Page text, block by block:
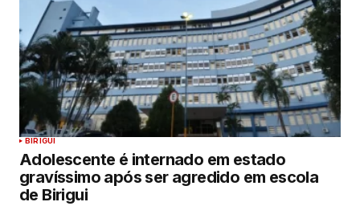
BIRIGUI
Adolescente é internado em estado
gravíssimo após ser agredido em escola
de Birigui